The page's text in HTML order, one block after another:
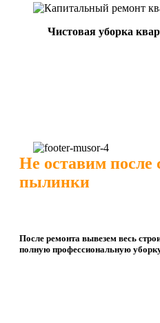
Чистовая уборка
Не оставим после
пылинки
После ремонта вывезем весь
полную профессиональную